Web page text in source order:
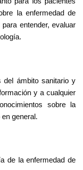
la enfermedad de
entender, evaluar
del ámbito sanitario y
y a cualquier
sobre la
general.
de la enfermedad de